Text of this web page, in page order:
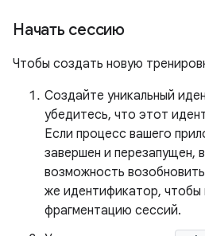
Начать сессию
Чтобы создать новую
Создайте уникальный
убедитесь, что этот
Если процесс вашего
завершен и перезапущен,
возможность
же идентификатор, чтобы
фрагментацию сессий.